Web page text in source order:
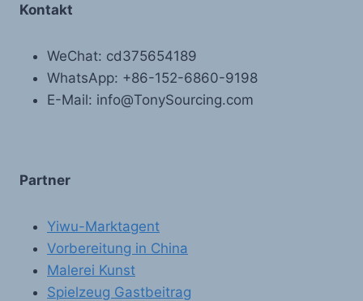
Kontakt
WeChat: cd375654189
WhatsApp: +86-152-6860-9198
E-Mail: info@TonySourcing.com
Partner
Yiwu-Marktagent
Vorbereitung in China
Malerei Kunst
Spielzeug Gastbeitrag